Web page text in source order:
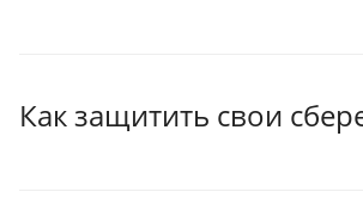
Как защитить свои